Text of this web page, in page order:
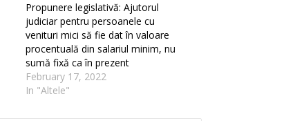
Propunere legislativă: Ajutorul
judiciar pentru persoanele cu
venituri mici să fie dat în valoare
procentuală din salariul minim, nu
sumă fixă ca în prezent
February 17, 2022
In "Altele"